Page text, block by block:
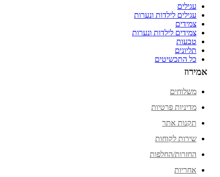
עגילים
עגילים לילדות ונערות
צמידים
צמידים לילדות ונערות
טבעות
תליונים
כל התכשיטים
אמירוז
משלוחים
מדיניות פרטיות
תקנות אתר
שירות לקוחות
החזרות/החלפות
אחריות